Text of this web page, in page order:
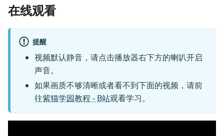
在线观看
提醒
视频默认静音，请点击播放器右下方的喇叭开启
声音。
如果画质不够清晰或者看不到下面的视频，请前
往紫猫学园教程 - B站观看学习。